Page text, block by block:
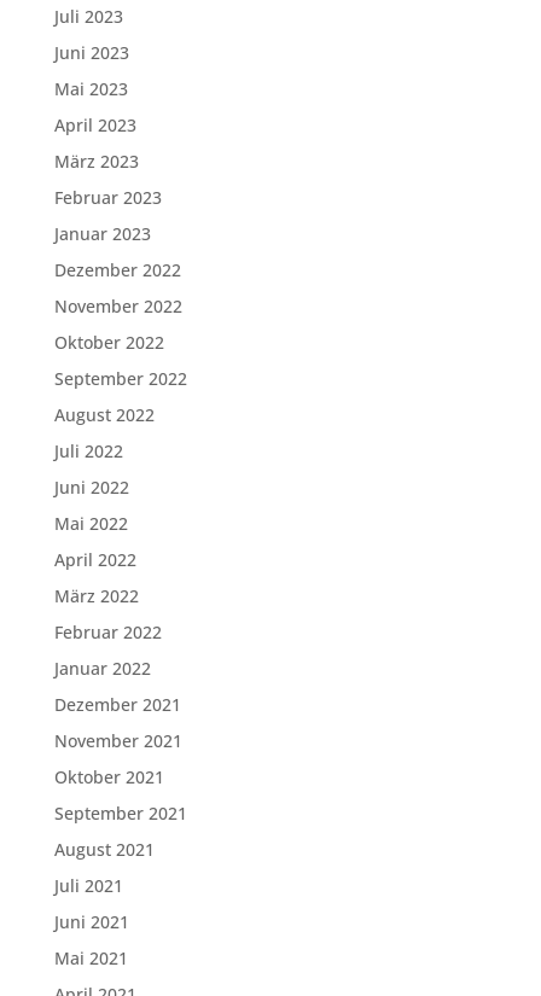
Juli 2023
Juni 2023
Mai 2023
April 2023
März 2023
Februar 2023
Januar 2023
Dezember 2022
November 2022
Oktober 2022
September 2022
August 2022
Juli 2022
Juni 2022
Mai 2022
April 2022
März 2022
Februar 2022
Januar 2022
Dezember 2021
November 2021
Oktober 2021
September 2021
August 2021
Juli 2021
Juni 2021
Mai 2021